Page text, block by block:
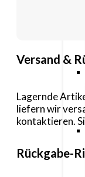
Versand &
Lagernde
liefern wir
kontaktieren.
Rückgabe-